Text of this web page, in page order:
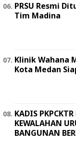
PRSU Resmi
Tim Madina
Klinik Wahana
Kota Medan
KADIS
KEWALAHAN
BANGUNAN